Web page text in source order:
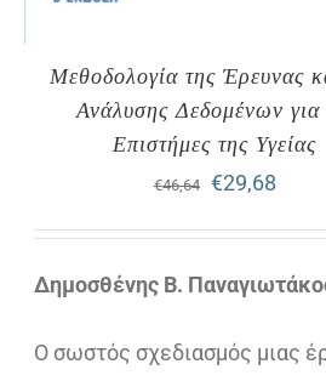
Μεθοδολογία της Έρευνας
Ανάλυσης Δεδομένων για
Επιστήμες της Υγείας
€46,64
Original
price
€29,68Η
τιμή
Δημοσθένης Β.
Ο σωστός σχεδιασμός μιας